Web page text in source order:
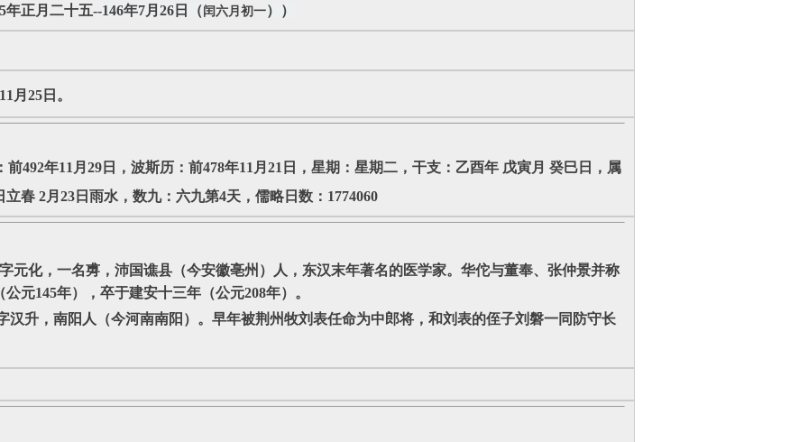
年正月二十五--146年7月26日（ 闰六月初一））
月25日。
492年11月29日，波斯历：前478年11月21日，星期：星期二，干支：乙酉年 戊寅月 癸巳日，属
春 2月23日雨水，数九：六九第4天，儒略日数：1774060
元化，一名旉，沛国谯县（今安徽亳州）人，东汉末年著名的医学家。华佗与董奉、张仲景并称
元145年），卒于建安十三年（公元208年）。
升，南阳人（今河南南阳）。早年被荆州牧刘表任命为中郎将，和刘表的侄子刘磐一同防守长